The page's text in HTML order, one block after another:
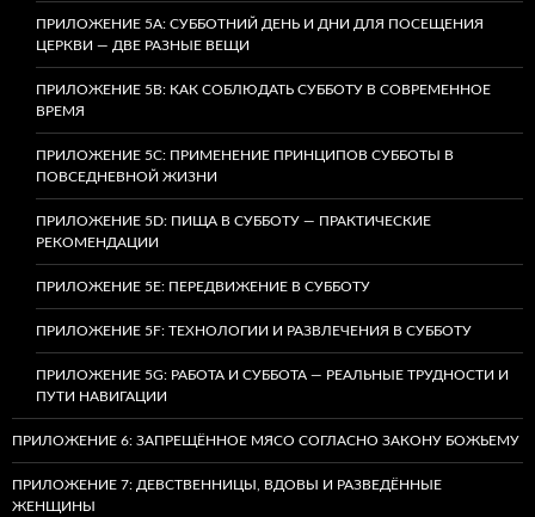
ПРИЛОЖЕНИЕ 5A: СУББОТНИЙ ДЕНЬ И ДНИ ДЛЯ ПОСЕЩЕНИЯ
ЦЕРКВИ — ДВЕ РАЗНЫЕ ВЕЩИ
ПРИЛОЖЕНИЕ 5B: КАК СОБЛЮДАТЬ СУББОТУ В СОВРЕМЕННОЕ
ВРЕМЯ
ПРИЛОЖЕНИЕ 5C: ПРИМЕНЕНИЕ ПРИНЦИПОВ СУББОТЫ В
ПОВСЕДНЕВНОЙ ЖИЗНИ
ПРИЛОЖЕНИЕ 5D: ПИЩА В СУББОТУ — ПРАКТИЧЕСКИЕ
РЕКОМЕНДАЦИИ
ПРИЛОЖЕНИЕ 5E: ПЕРЕДВИЖЕНИЕ В СУББОТУ
ПРИЛОЖЕНИЕ 5F: ТЕХНОЛОГИИ И РАЗВЛЕЧЕНИЯ В СУББОТУ
ПРИЛОЖЕНИЕ 5G: РАБОТА И СУББОТА — РЕАЛЬНЫЕ ТРУДНОСТИ И
ПУТИ НАВИГАЦИИ
ПРИЛОЖЕНИЕ 6: ЗАПРЕЩЁННОЕ МЯСО СОГЛАСНО ЗАКОНУ БОЖЬЕМУ
ПРИЛОЖЕНИЕ 7: ДЕВСТВЕННИЦЫ, ВДОВЫ И РАЗВЕДЁННЫЕ
ЖЕНЩИНЫ